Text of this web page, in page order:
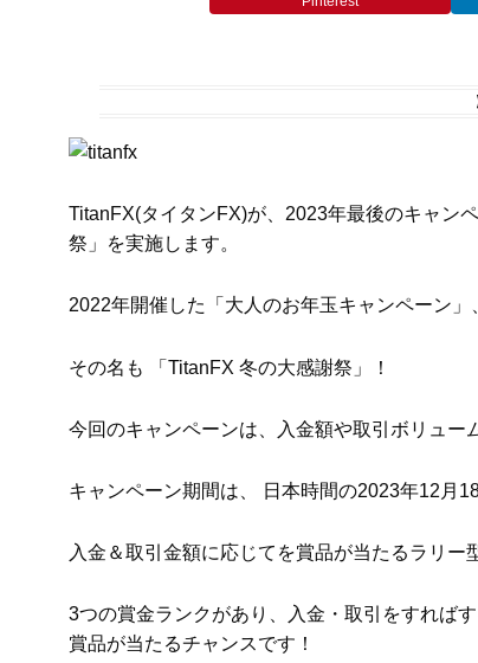
TitanFX(タイタンFX)が、2023年最後のキャン
祭」を実施します。
2022年開催した「大人のお年玉キャンペーン
その名も 「TitanFX 冬の大感謝祭」！
今回のキャンペーンは、入金額や取引ボリュー
キャンペーン期間は、 日本時間の2023年12月
入金＆取引金額に応じてを賞品が当たるラリー
3つの賞金ランクがあり、入金・取引をすれば
賞品が当たるチャンスです！